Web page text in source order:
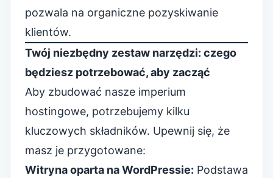
pozwala na organiczne pozyskiwanie
klientów.
Twój niezbędny zestaw narzędzi: czego
będziesz potrzebować, aby zacząć
Aby zbudować nasze imperium
hostingowe, potrzebujemy kilku
kluczowych składników. Upewnij się, że
masz je przygotowane:
Witryna oparta na WordPressie: Podstawa